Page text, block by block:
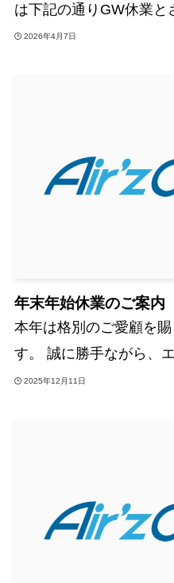
は下記の通りGW休業と
2026年4月7日
年末年始休業のご案内
本年は格別のご愛顧を
す。 誠に勝手ながら、
2025年12月11日